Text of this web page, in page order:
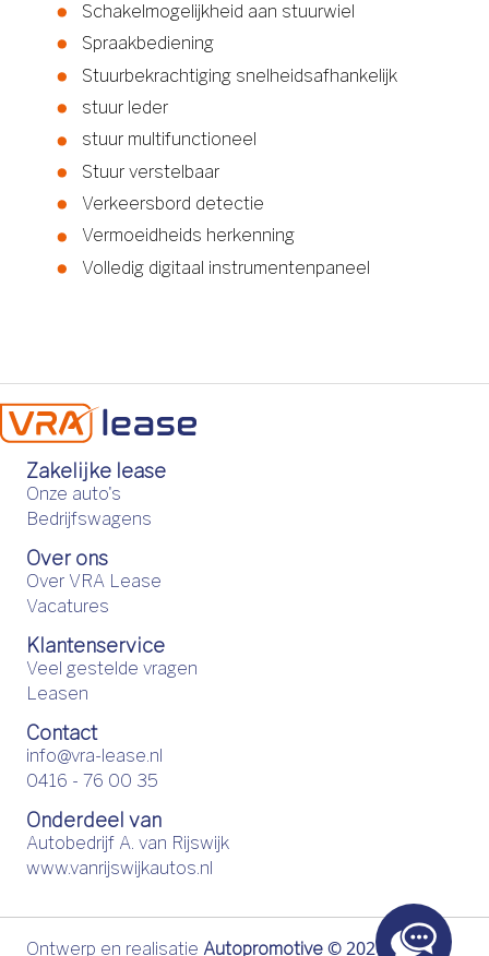
Schakelmogelijkheid aan stuurwiel
Spraakbediening
Stuurbekrachtiging snelheidsafhankelijk
stuur leder
stuur multifunctioneel
Stuur verstelbaar
Verkeersbord detectie
Vermoeidheids herkenning
Volledig digitaal instrumentenpaneel
Zakelijke lease
Onze auto's
Bedrijfswagens
Over ons
Over VRA Lease
Vacatures
Klantenservice
Veel gestelde vragen
Leasen
Contact
info@vra-lease.nl
0416 - 76 00 35
Onderdeel van
Autobedrijf A. van Rijswijk
www.vanrijswijkautos.nl
Ontwerp en realisatie Autopromotive ©2026